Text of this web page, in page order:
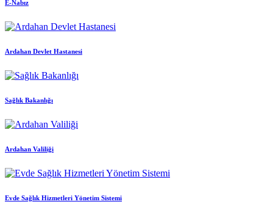
E-Nabız
Ardahan Devlet Hastanesi
Sağlık Bakanlığı
Ardahan Valiliği
Evde Sağlık Hizmetleri Yönetim Sistemi